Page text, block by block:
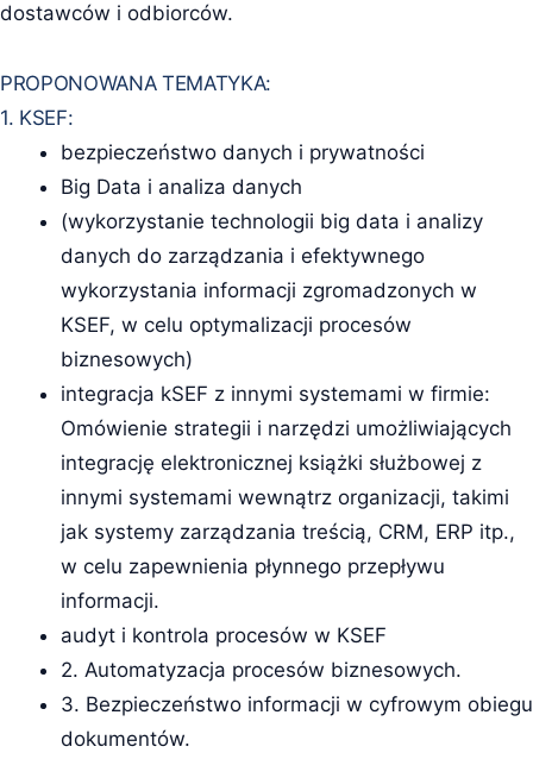
dostawców i odbiorców.
PROPONOWANA TEMATYKA:
1. KSEF:
bezpieczeństwo danych i prywatności
Big Data i analiza danych
(wykorzystanie technologii big data i analizy
danych do zarządzania i efektywnego
wykorzystania informacji zgromadzonych w
KSEF, w celu optymalizacji procesów
biznesowych)
integracja kSEF z innymi systemami w firmie:
Omówienie strategii i narzędzi umożliwiających
integrację elektronicznej książki służbowej z
innymi systemami wewnątrz organizacji, takimi
jak systemy zarządzania treścią, CRM, ERP itp.,
w celu zapewnienia płynnego przepływu
informacji.
audyt i kontrola procesów w KSEF
2. Automatyzacja procesów biznesowych.
3. Bezpieczeństwo informacji w cyfrowym obiegu
dokumentów.